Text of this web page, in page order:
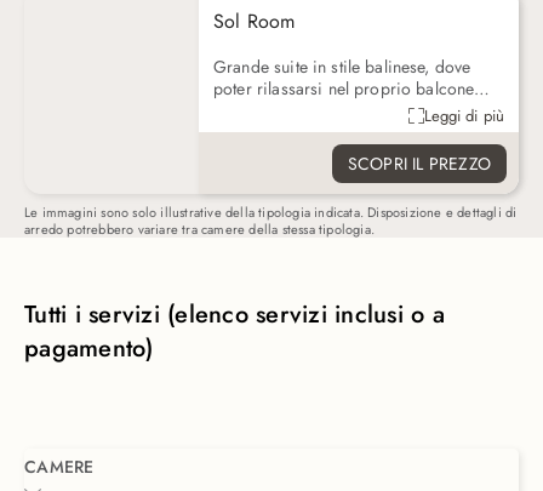
Sol Room
Grande suite in stile balinese, dove
poter rilassarsi nel proprio balcone
privato, dotata di letto king size o due
letti separati, bagno privato, tv a
schermo piatto via cavo, set per la
preparazione di tè o caffè.
Leggi di più
SCOPRI IL PREZZO
Le immagini sono solo illustrative della tipologia indicata. Disposizione e dettagli di
arredo potrebbero variare tra camere della stessa tipologia.
Tutti i servizi (elenco servizi inclusi o a
pagamento)
CAMERE